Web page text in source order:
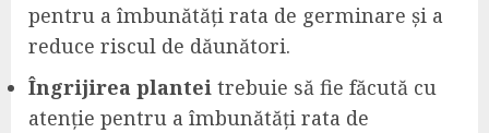
pentru a îmbunătăți rata de germinare și a
reduce riscul de dăunători.
Îngrijirea plantei trebuie să fie făcută cu
atenție pentru a îmbunătăți rata de